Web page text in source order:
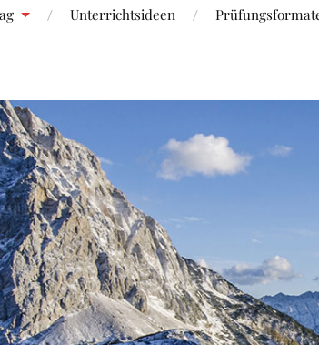
Unterrichtsideen